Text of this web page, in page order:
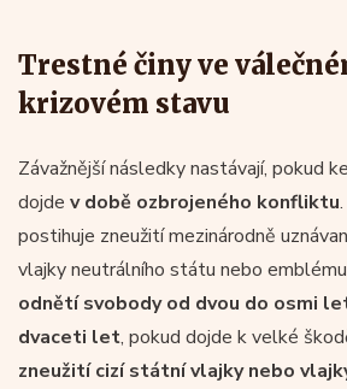
Trestné činy ve
krizovém stavu
Závažnější následky nastávají, pokud
dojde v době ozbrojeného konfliktu.
postihuje zneužití mezinárodně
vlajky neutrálního státu nebo
odnětí svobody od dvou do osmi
dvaceti let, pokud dojde k velké
zneužití cizí státní vlajky nebo